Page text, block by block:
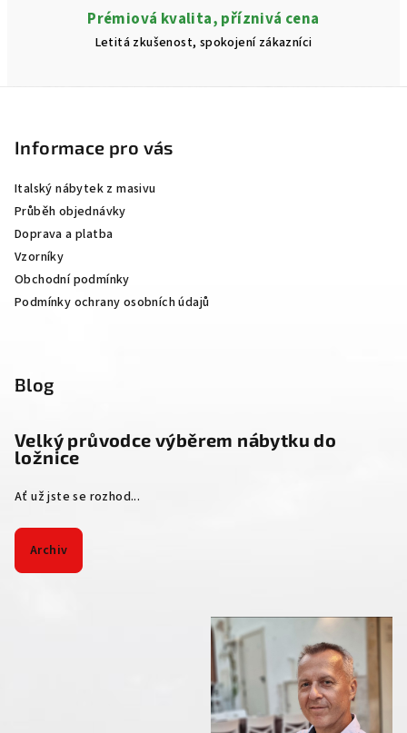
Prémiová kvalita, příznivá cena
Letitá zkušenost, spokojení zákazníci
Informace pro vás
Italský nábytek z masivu
Průběh objednávky
Doprava a platba
Vzorníky
Obchodní podmínky
Podmínky ochrany osobních údajů
Blog
Velký průvodce výběrem nábytku do
ložnice
Ať už jste se rozhod...
Archiv